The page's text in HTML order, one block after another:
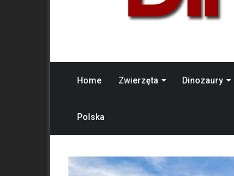
Home Zwierzęta Dinozaury
Polska